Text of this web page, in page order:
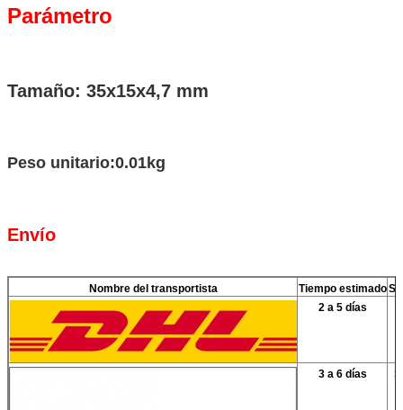
Parámetro
Tamaño: 35x15x4,7 mm
Peso unitario:0.01kg
Envío
Nombre del transportista Tiempo estimado
2 a 5 días
3 a 6 días